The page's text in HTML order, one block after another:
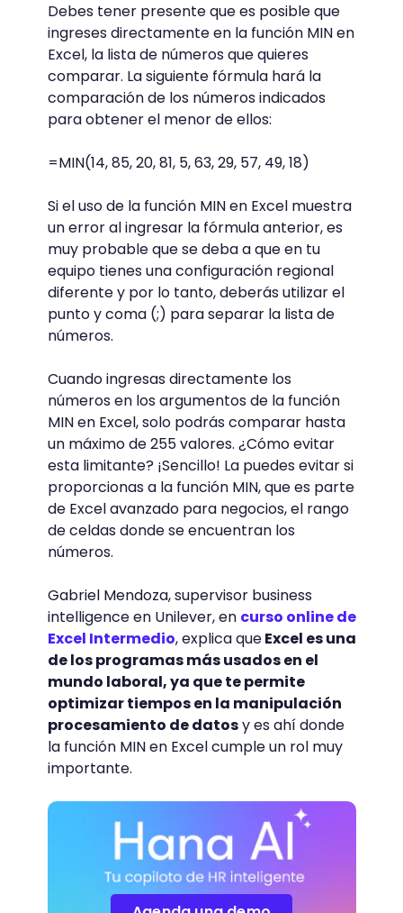
Debes tener presente que es posible que
ingreses directamente en la función MIN en
Excel, la lista de números que quieres
comparar. La siguiente fórmula hará la
comparación de los números indicados
para obtener el menor de ellos:
=MIN(14, 85, 20, 81, 5, 63, 29, 57, 49, 18)
Si el uso de la función MIN en Excel muestra
un error al ingresar la fórmula anterior, es
muy probable que se deba a que en tu
equipo tienes una configuración regional
diferente y por lo tanto, deberás utilizar el
punto y coma (;) para separar la lista de
números.
Cuando ingresas directamente los
números en los argumentos de la función
MIN en Excel, solo podrás comparar hasta
un máximo de 255 valores. ¿Cómo evitar
esta limitante? ¡Sencillo! La puedes evitar si
proporcionas a la función MIN, que es parte
de Excel avanzado para negocios, el rango
de celdas donde se encuentran los
números.
Gabriel Mendoza, supervisor business
intelligence en Unilever, en curso online de
Excel Intermedio, explica queExcel es una
de los programas más usados en el
mundo laboral, ya que te permite
optimizar tiempos en la manipulación
procesamiento de datosy es ahí donde
la función MIN en Excel cumple un rol muy
importante.